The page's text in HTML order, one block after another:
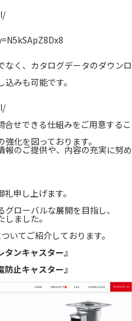
なく、カタログデータのダウンロ
みも可能です。
せできる仕組みをご用意するこ
化を図っております。
報のご提供や、内容の充実に努め
申し上げます。
ローバルな展開を目指し、
ました。
いてご紹介しております。
ンキャスター』
止キャスター』